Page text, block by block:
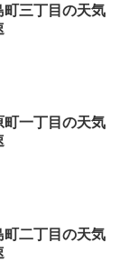
三丁目の天気
一丁目の天気
二丁目の天気